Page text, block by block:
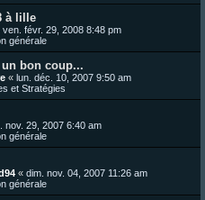
à lille
ven. févr. 29, 2008 8:48 pm
générale
bon coup...
« lun. déc. 10, 2007 9:50 am
et Stratégies
nov. 29, 2007 6:40 am
générale
« dim. nov. 04, 2007 11:26 am
générale